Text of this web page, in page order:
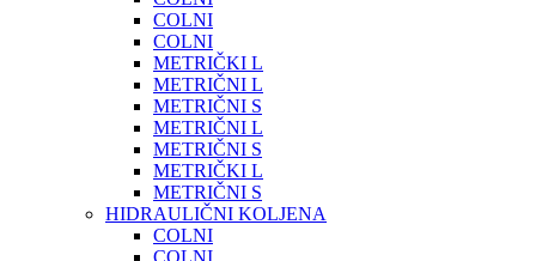
COLNI
COLNI
METRIČKI L
METRIČNI L
METRIČNI S
METRIČNI L
METRIČNI S
METRIČKI L
METRIČNI S
HIDRAULIČNI KOLJENA
COLNI
COLNI